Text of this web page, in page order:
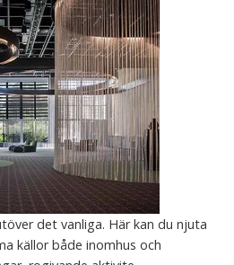
det vanliga. Här kan du njuta
källor både inomhus och